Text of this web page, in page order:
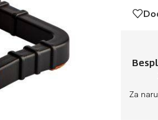
Za